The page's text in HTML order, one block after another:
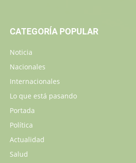
CATEGORÍA POPULAR
Noticia
Nacionales
Internacionales
Lo que está pasando
Portada
Política
Actualidad
Salud